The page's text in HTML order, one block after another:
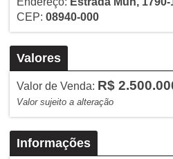
CEP: 08940-000
Valores
Valor de Venda: R$
Valor sujeito a alteração
Informações